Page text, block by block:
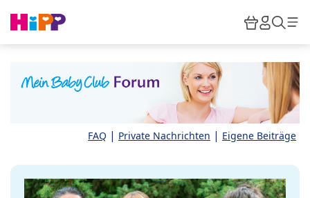
HiPP
FAQ | Private Nachrichten | Eigene Beiträge